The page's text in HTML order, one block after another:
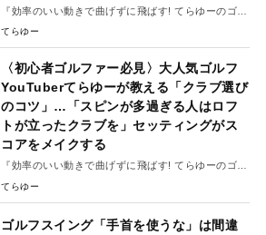
『効率のいい動きで曲げずに飛ばす! てらゆーのゴル
フ飛距離アップ大全』#4
てらゆー
〈初心者ゴルファー必見〉大人気ゴルフ
YouTuberてらゆーが教える「クラブ選び
のコツ」…「スピンが多過ぎる人はロフ
トが立ったクラブを」セッティングがス
コアをメイクする
『効率のいい動きで曲げずに飛ばす! てらゆーのゴル
フ飛距離アップ大全』#5
てらゆー
ゴルフスイング「手首を使うな」は間違